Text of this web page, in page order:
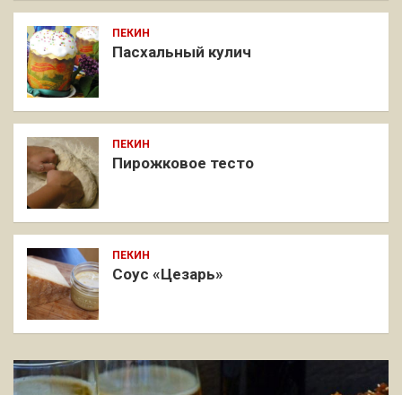
ПЕКИН
Пасхальный кулич
ПЕКИН
Пирожковое тесто
ПЕКИН
Соус «Цезарь»